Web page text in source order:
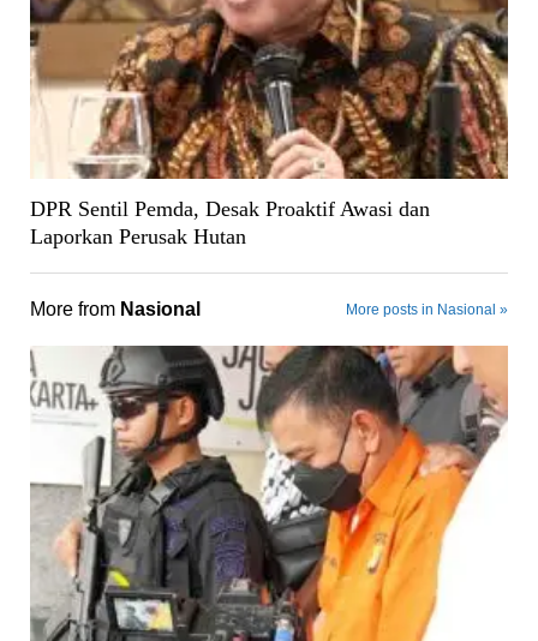
DPR Sentil Pemda, Desak Proaktif Awasi dan
Laporkan Perusak Hutan
More from Nasional More posts in Nasional »